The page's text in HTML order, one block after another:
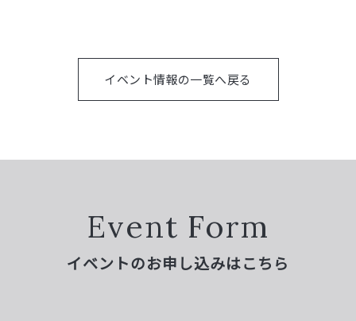
イベント情報の一覧へ戻る
Event Form
イベントのお申し込みはこちら